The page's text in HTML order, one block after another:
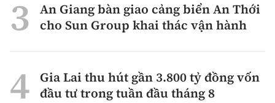
An Giang bàn giao cảng biển An Thới
cho Sun Group khai thác vận hành
Gia Lai thu hút gần 3.800 tỷ đồng vốn
đầu tư trong tuần đầu tháng 8